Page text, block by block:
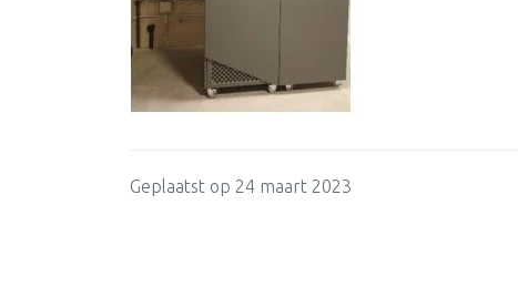
Geplaatst op 24 maart 2023